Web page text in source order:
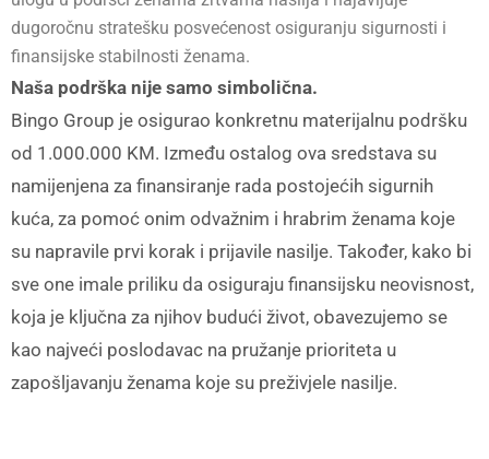
dugoročnu stratešku posvećenost osiguranju sigurnosti i
finansijske stabilnosti ženama.
Naša podrška nije samo simbolična.
Bingo Group je osigurao konkretnu materijalnu podršku
od 1.000.000 KM. Između ostalog ova sredstava su
namijenjena za finansiranje rada postojećih sigurnih
kuća, za pomoć onim odvažnim i hrabrim ženama koje
su napravile prvi korak i prijavile nasilje. Također, kako bi
sve one imale priliku da osiguraju finansijsku neovisnost,
koja je ključna za njihov budući život, obavezujemo se
kao najveći poslodavac na pružanje prioriteta u
zapošljavanju ženama koje su preživjele nasilje.